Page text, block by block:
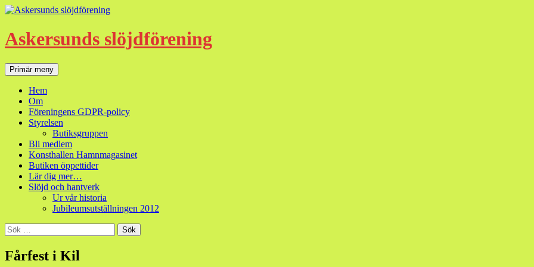
Hoppa
innehåll
Askersunds slöjdförening
SökPrimär meny
Hem
Om
Föreningens GDPR-policy
Styrelsen
Butiksgruppen
Bli medlem
Konsthallen Hamnmagasinet
Butiken öppettider
Lär dig mer…
Slöjd och hantverk
Ur vår historia
Jubileumsutställningen 2012
Sök
efter:
Fårfest i Kil